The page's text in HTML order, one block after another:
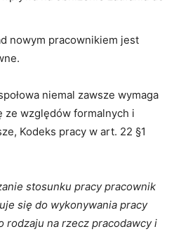
nowym pracownikiem jest
niemal zawsze wymaga
ze względów formalnych i
Kodeks pracy w art. 22 §1
stosunku pracy pracownik
się do wykonywania pracy
rodzaju na rzecz pracodawcy i